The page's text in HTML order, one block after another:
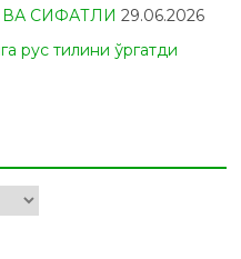
СИФАТЛИ 29.06.2026
тилини ўргатди